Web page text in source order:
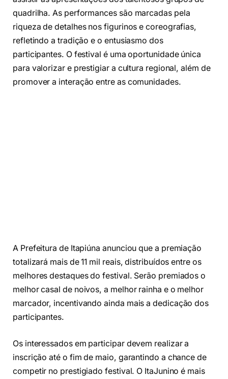
quadrilha. As performances são marcadas pela
riqueza de detalhes nos figurinos e coreografias,
refletindo a tradição e o entusiasmo dos
participantes. O festival é uma oportunidade única
para valorizar e prestigiar a cultura regional, além de
promover a interação entre as comunidades.
A Prefeitura de Itapiúna anunciou que a premiação
totalizará mais de 11 mil reais, distribuídos entre os
melhores destaques do festival. Serão premiados o
melhor casal de noivos, a melhor rainha e o melhor
marcador, incentivando ainda mais a dedicação dos
participantes.
Os interessados em participar devem realizar a
inscrição até o fim de maio, garantindo a chance de
competir no prestigiado festival. O ItaJunino é mais